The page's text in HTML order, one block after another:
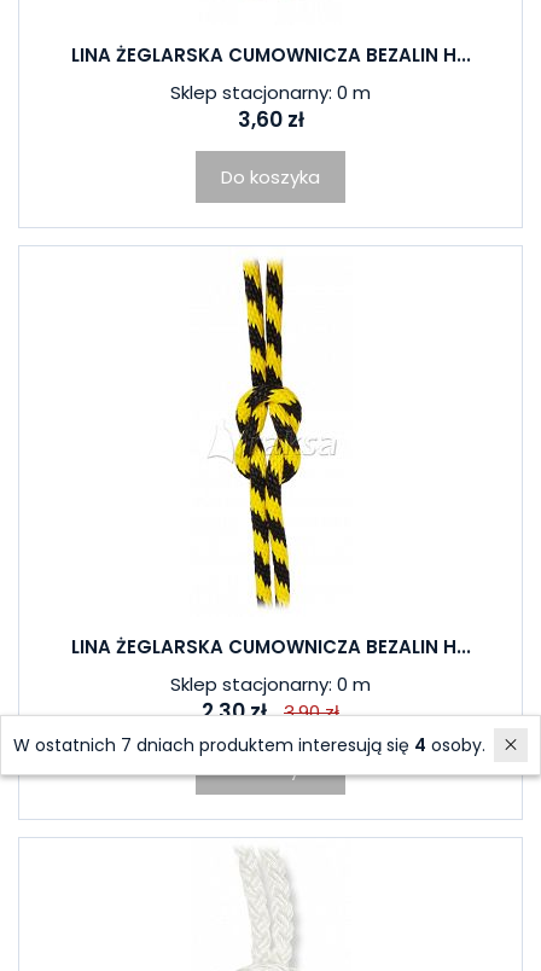
LINA ŻEGLARSKA CUMOWNICZA BEZALIN H...
Sklep stacjonarny: 0 m
3,60 zł
Do koszyka
LINA ŻEGLARSKA CUMOWNICZA BEZALIN H...
Sklep stacjonarny: 0 m
2,30 zł 3,90 zł
Do koszyka
W ostatnich 7 dniach produktem interesują się 4 osoby.